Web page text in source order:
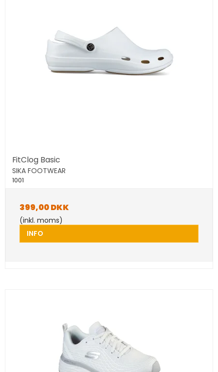
FitClog Basic
SIKA FOOTWEAR
1001
399,00 DKK
(inkl. moms)
INFO